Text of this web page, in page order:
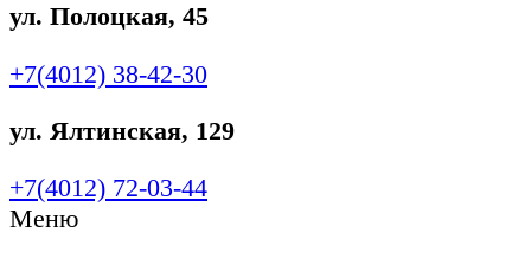
ул. Полоцкая, 45
+7(4012) 38-42-30
ул. Ялтинская, 129
+7(4012) 72-03-44
Меню